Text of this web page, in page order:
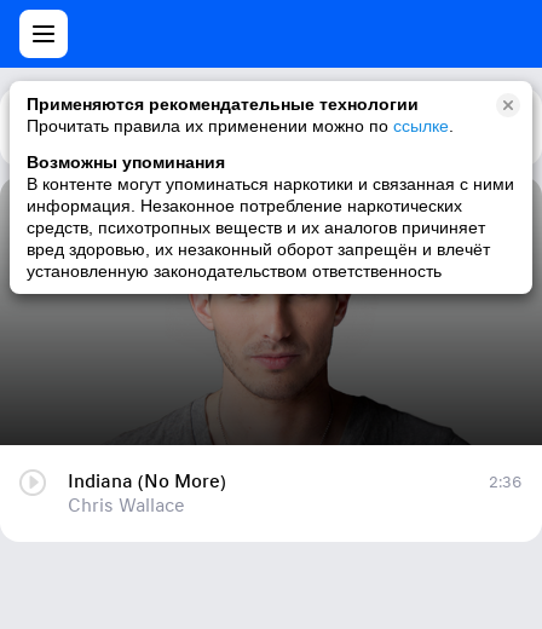
Применяются рекомендательные технологии
Прочитать правила их применении можно по ссылке
Возможны упоминания
В контенте могут упоминаться наркотики и связанная с ними
информация. Незаконное потребление наркотических
средств, психотропных веществ и их аналогов причиняет
вред здоровью, их незаконный оборот запрещён и влечёт
установленную законодательством ответственность
Каталог Рекомендации
Indiana (No More)
Chris Wallace
Indiana (No More)
Chris Wallace
2:36